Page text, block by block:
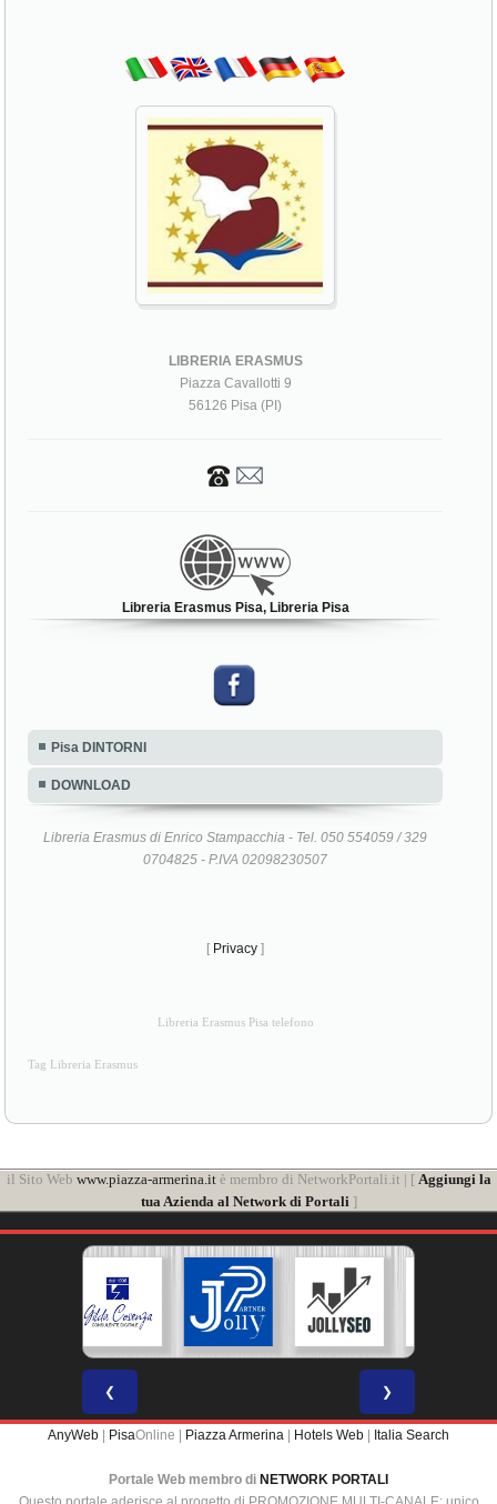
LIBRERIA ERASMUS
Piazza Cavallotti 9
56126 Pisa (PI)
Libreria Erasmus Pisa, Libreria Pisa
Pisa DINTORNI
DOWNLOAD
Libreria Erasmus di Enrico Stampacchia - Tel. 050 554059 / 329
0704825 - P.IVA 02098230507
[ Privacy ]
Libreria Erasmus Pisa telefono
Tag Libreria Erasmus
il Sito Web www.piazza-armerina.itè membro di NetworkPortali.it | [ Aggiungi la
tua Azienda al Network di Portali]
❮ ❯
AnyWeb PisaOnline | Piazza Armerina Hotels Web Italia Search
Portale Web membro di NETWORK PORTALI